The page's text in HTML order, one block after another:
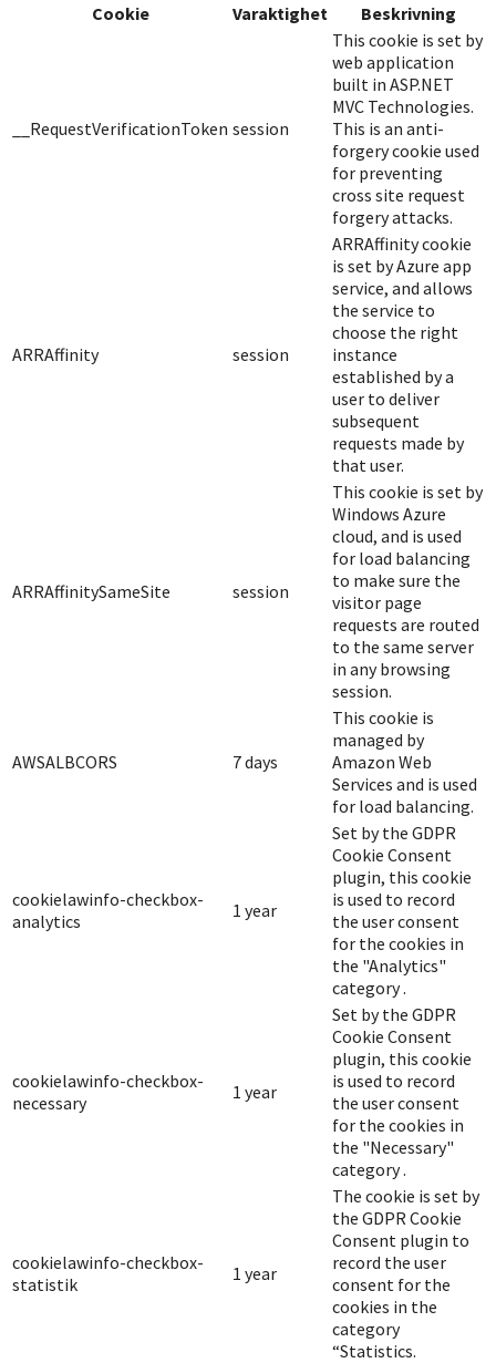
Cookie
Varaktighet Beskrivning
__RequestVerificationToken session
This cookie is set by
web application
built in ASP.NET
MVC Technologies.
This is an anti-
forgery cookie used
for preventing
cross site request
forgery attacks.
ARRAffinity session
ARRAffinity cookie
is set by Azure app
service, and allows
the service to
choose the right
instance
established by a
user to deliver
subsequent
requests made by
that user.
ARRAffinitySameSite session
This cookie is set by
Windows Azure
cloud, and is used
for load balancing
to make sure the
visitor page
requests are routed
to the same server
in any browsing
session.
AWSALBCORS 7 days
This cookie is
managed by
Amazon Web
Services and is used
for load balancing.
cookielawinfo-checkbox-
analytics
1 year
Set by the GDPR
Cookie Consent
plugin, this cookie
is used to record
the user consent
for the cookies in
the "Analytics"
category .
cookielawinfo-checkbox-
necessary
1 year
Set by the GDPR
Cookie Consent
plugin, this cookie
is used to record
the user consent
for the cookies in
the "Necessary"
category .
cookielawinfo-checkbox-
statistik
1 year
The cookie is set by
the GDPR Cookie
Consent plugin to
record the user
consent for the
cookies in the
category
“Statistics.